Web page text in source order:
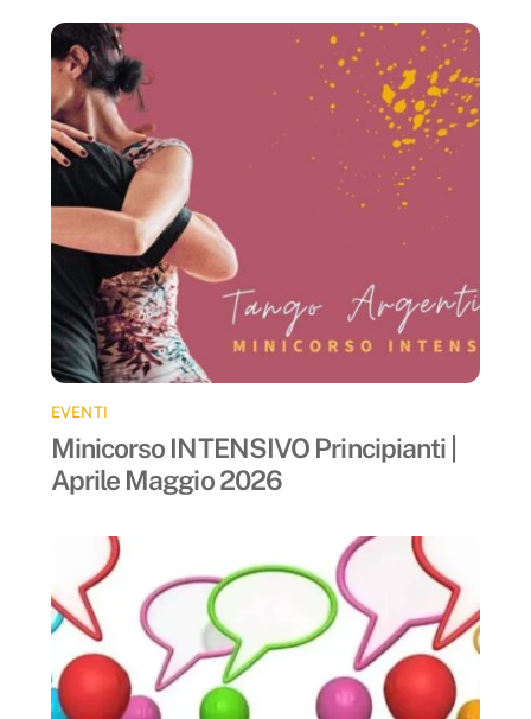
EVENTI
Minicorso INTENSIVO Principianti |
Aprile Maggio 2026